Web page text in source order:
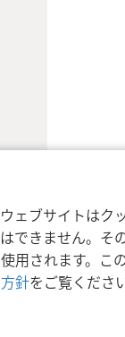
ェブサイトは
できません。
用されます。
針をご覧くださ
Society of